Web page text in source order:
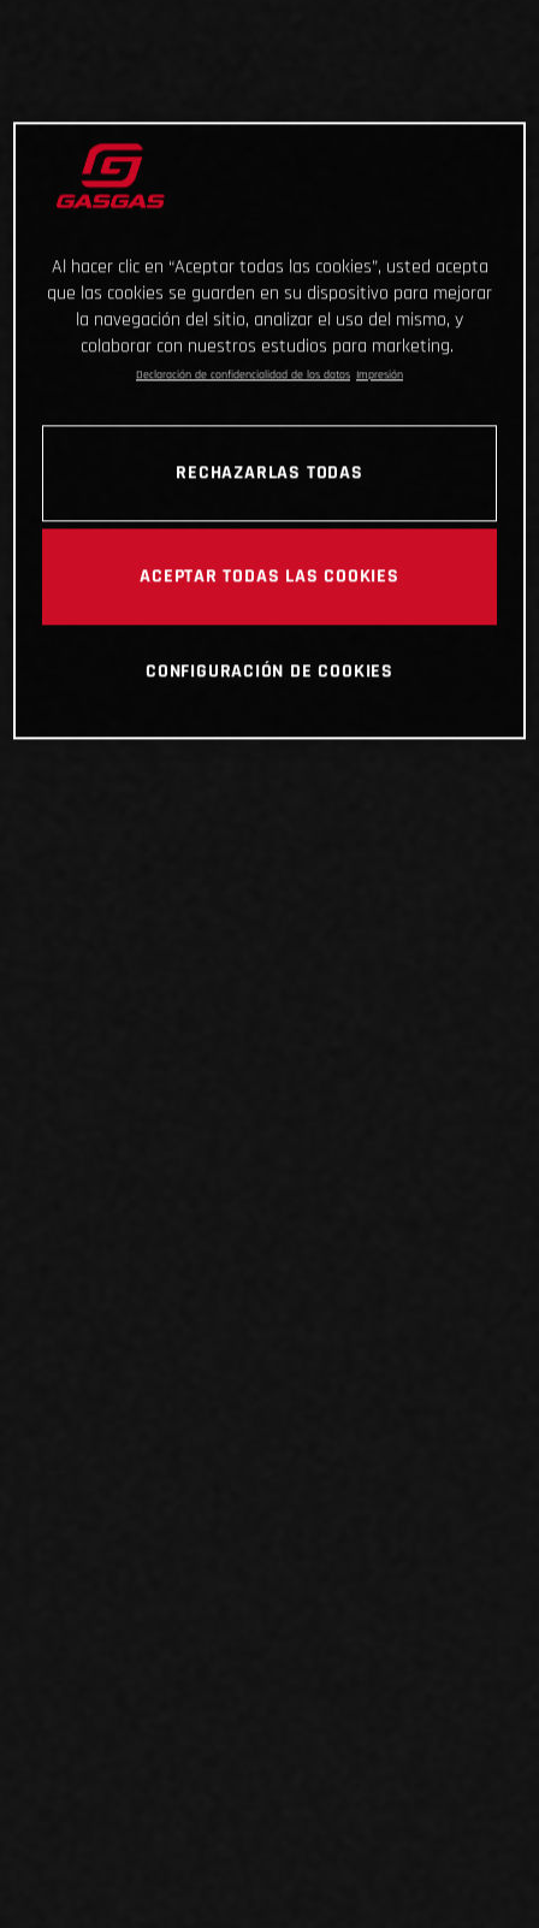
Al hacer clic en “Aceptar todas las cookies”, usted acepta
que las cookies se guarden en su dispositivo para mejorar
la navegación del sitio, analizar el uso del mismo, y
colaborar con nuestros estudios para marketing.
Declaración de confidencialidad de los datos Impresión
RECHAZARLAS TODAS
ACEPTAR TODAS LAS COOKIES
CONFIGURACIÓN DE COOKIES